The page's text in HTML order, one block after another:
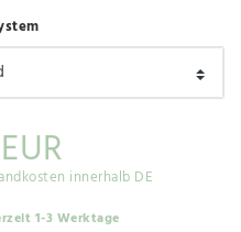
innerhalb DE
1-3 Werktage